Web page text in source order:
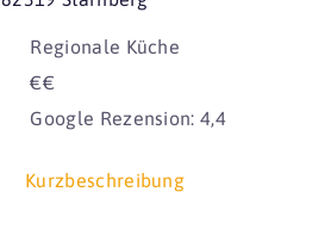
Regionale Küche
€€
Google Rezension: 4,4
Kurzbeschreibung